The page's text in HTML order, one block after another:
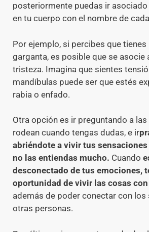
posteriormente puedas ir
en tu cuerpo con el nombre de
Por ejemplo, si percibes que tienes
garganta, es posible que se asocie
tristeza. Imagina que sientes
mandíbulas puede ser que estés
rabia o enfado.
Otra opción es ir preguntando a
rodean cuando tengas dudas, e ir
abriéndote a vivir tus
no las entiendas mucho. Cuando
desconectado de tus emociones,
oportunidad de vivir las cosas
además de poder conectar con
otras personas.